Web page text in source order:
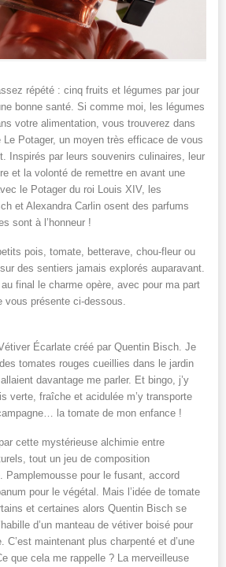
répété : cinq fruits et légumes par jour
bonne santé. Si comme moi, les légumes
votre alimentation, vous trouverez dans
Potager, un moyen très efficace de vous
Inspirés par leurs souvenirs culinaires, leur
et la volonté de remettre en avant une
le Potager du roi Louis XIV, les
et Alexandra Carlin osent des parfums
sont à l’honneur !
pois, tomate, betterave, chou-fleur ou
des sentiers jamais explorés auparavant.
final le charme opère, avec pour ma part
vous présente ci-dessous.
Écarlate créé par Quentin Bisch. Je
tomates rouges cueillies dans le jardin
davantage me parler. Et bingo, j’y
verte, fraîche et acidulée m’y transporte
la tomate de mon enfance !
cette mystérieuse alchimie entre
tout un jeu de composition
Pamplemousse pour le fusant, accord
pour le végétal. Mais l’idée de tomate
et certaines alors Quentin Bisch se
d’un manteau de vétiver boisé pour
C’est maintenant plus charpenté et d’une
que cela me rappelle ? La merveilleuse